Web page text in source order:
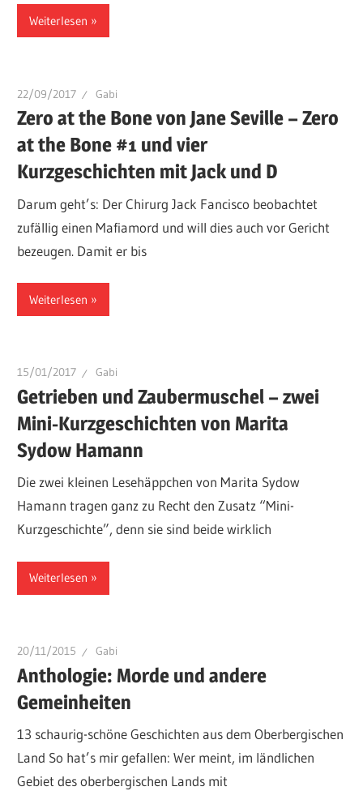
Weiterlesen
22/09/2017 Gabi
Zero at the Bone von Jane Seville – Zero
at the Bone #1 und vier
Kurzgeschichten mit Jack und D
Darum geht’s: Der Chirurg Jack Fancisco beobachtet
zufällig einen Mafiamord und will dies auch vor Gericht
bezeugen. Damit er bis
Weiterlesen
15/01/2017 Gabi
Getrieben und Zaubermuschel – zwei
Mini-Kurzgeschichten von Marita
Sydow Hamann
Die zwei kleinen Lesehäppchen von Marita Sydow
Hamann tragen ganz zu Recht den Zusatz “Mini-
Kurzgeschichte”, denn sie sind beide wirklich
Weiterlesen
20/11/2015 Gabi
Anthologie: Morde und andere
Gemeinheiten
13 schaurig-schöne Geschichten aus dem Oberbergischen
Land So hat’s mir gefallen: Wer meint, im ländlichen
Gebiet des oberbergischen Lands mit